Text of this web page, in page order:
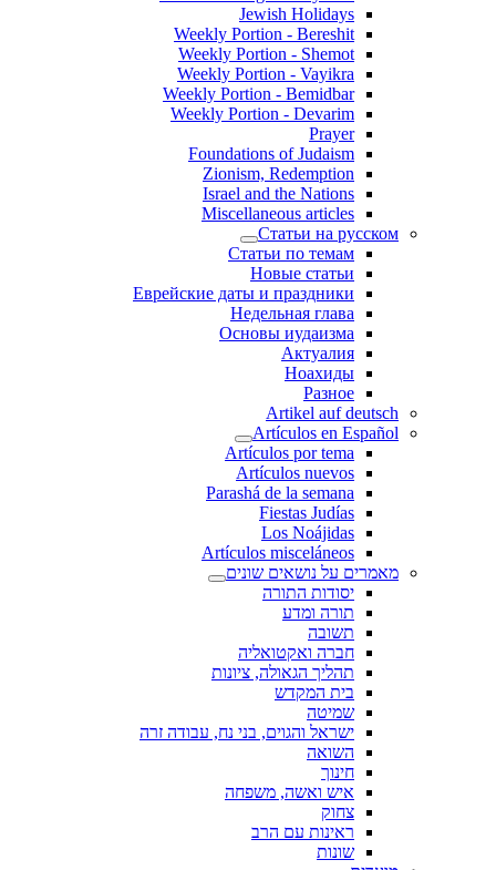
Jewish Holidays
Weekly Portion - Bereshit
Weekly Portion - Shemot
Weekly Portion - Vayikra
Weekly Portion - Bemidbar
Weekly Portion - Devarim
Prayer
Foundations of Judaism
Zionism, Redemption
Israel and the Nations
Miscellaneous articles
Статьи на русском
Статьи по темам
Новые статьи
Еврейские даты и праздники
Недельная глава
Основы иудаизма
Актуалия
Ноахиды
Разное
Artikel auf deutsch
Artículos en Español
Artículos por tema
Artículos nuevos
Parashá de la semana
Fiestas Judías
Los Noájidas
Artículos misceláneos
מאמרים על נושאים שונים
יסודות התורה
תורה ומדע
תשובה
חברה ואקטואליה
תהליך הגאולה, ציונות
בית המקדש
שמיטה
ישראל והגוים, בני נח, עבודה זרה
השואה
חינוך
איש ואשה, משפחה
צחוק
ראינות עם הרב
שונות